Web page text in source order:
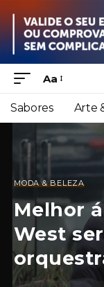
Aa
Sabores Arte
MODA & BELEZA
Melhor
West